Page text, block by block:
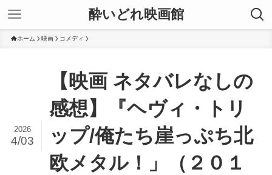
酔いどれ映画館
ホーム 映画 コメディ
【映画 ネタバレなしの
感想】『ヘヴィ・トリ
ップ/俺たち崖っぷち北
欧メタル！」（２０１
2026
4/03